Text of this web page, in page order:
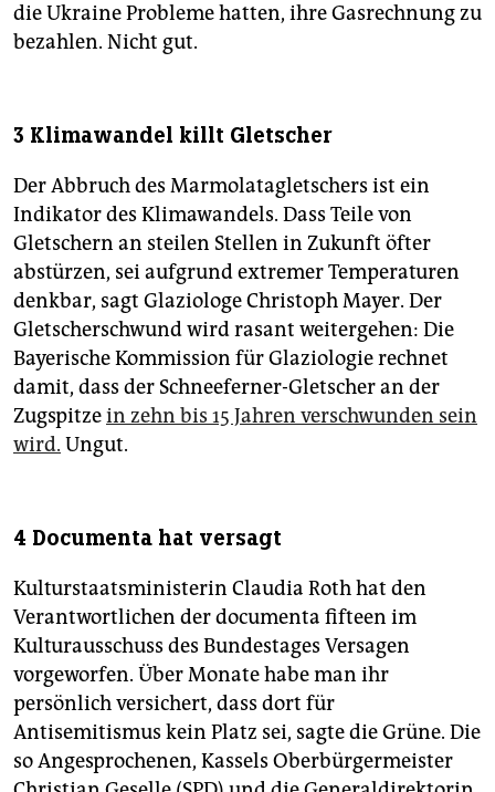
die Ukraine Probleme hatten, ihre Gasrechnung zu
bezahlen. Nicht gut.
3 Klimawandel killt Gletscher
Der Abbruch des Marmolatagletschers ist ein
Indikator des Klimawandels. Dass Teile von
Gletschern an steilen Stellen in Zukunft öfter
abstürzen, sei aufgrund extremer Temperaturen
denkbar, sagt Glaziologe Christoph Mayer. Der
Gletscherschwund wird rasant weitergehen: Die
Bayerische Kommission für Glaziologie rechnet
damit, dass der Schneeferner-Gletscher an der
Zugspitzein zehn bis 15 Jahren verschwunden sein
wird. Ungut.
4 Documenta hat versagt
Kulturstaatsministerin Claudia Roth hat den
Verantwortlichen der documenta fifteen im
Kulturausschuss des Bundestages Versagen
vorgeworfen. Über Monate habe man ihr
persönlich versichert, dass dort für
Antisemitismus kein Platz sei, sagte die Grüne. Die
so Angesprochenen, Kassels Oberbürgermeister